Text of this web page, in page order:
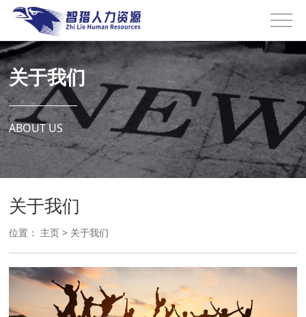
关于我们
ABOUT US
关于我们
位置： 主页 > 关于我们